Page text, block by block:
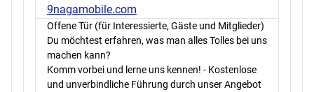
9nagamobile.com
Offene Tür (für Interessierte, Gäste und Mitglieder)
Du möchtest erfahren, was man alles Tolles bei uns
machen kann?
Komm vorbei und lerne uns kennen! - Kostenlose
und unverbindliche Führung durch unser Angebot